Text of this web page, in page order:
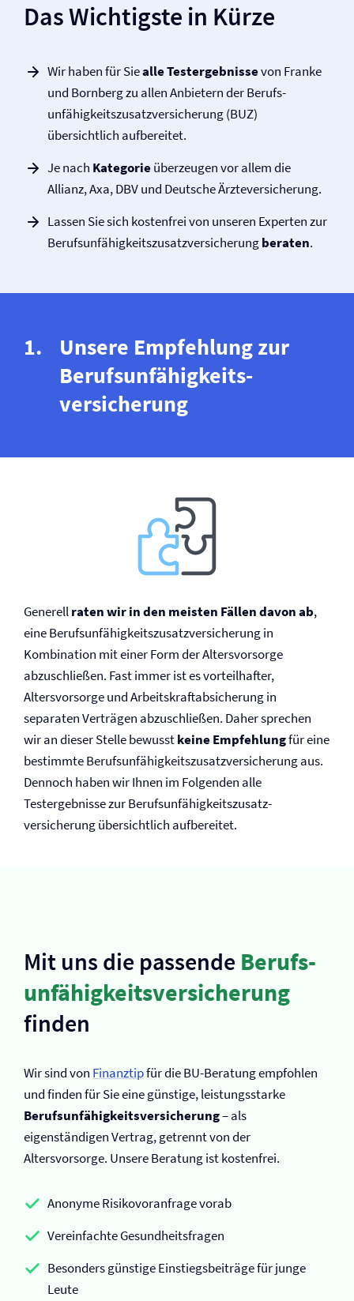
Das Wichtigste in Kürze
Wir haben für Siealle Testergebnissevon Franke
und Bornberg zu allen Anbietern der Berufs­
unfähigkeitszusatz­versicherung (BUZ)
übersichtlich aufbereitet.
Je nach Kategorieüberzeugen vor allem die
Allianz, Axa, DBV und Deutsche Ärzte­versicherung.
Lassen Sie sich kostenfrei von unseren Experten zur
Berufs­unfähigkeitszusatz­versicherungberaten.
Unsere Empfehlung zur
Berufs­unfähigkeits­
versicherung
Generellraten wir in den meisten Fällen davon ab,
eine Berufs­unfähigkeitszusatz­versicherung in
Kombination mit einer Form der Altersvorsorge
abzuschließen. Fast immer ist es vorteilhafter,
Altersvorsorge und Arbeitskraftabsicherung in
separaten Verträgen abzuschließen. Daher sprechen
wir an dieser Stelle bewusstkeine Empfehlungfür eine
bestimmte Berufs­unfähigkeitszusatz­versicherung aus.
Dennoch haben wir Ihnen im Folgenden alle
Testergebnisse zur Berufs­unfähigkeitszusatz­
versicherung übersichtlich aufbereitet.
Mit uns die passende Berufs­
unfähigkeits­versicherung
finden
Wir sind von Finanztipfür die BU-Beratung empfohlen
und finden für Sie eine günstige, leistungsstarke
Berufs­unfähigkeits­versicherung– als
eigenständigen Vertrag, getrennt von der
Altersvorsorge. Unsere Beratung ist kostenfrei.
Anonyme Risikovoranfrage vorab
Vereinfachte Gesundheitsfragen
Besonders günstige Einstiegsbeiträge für junge
Leute